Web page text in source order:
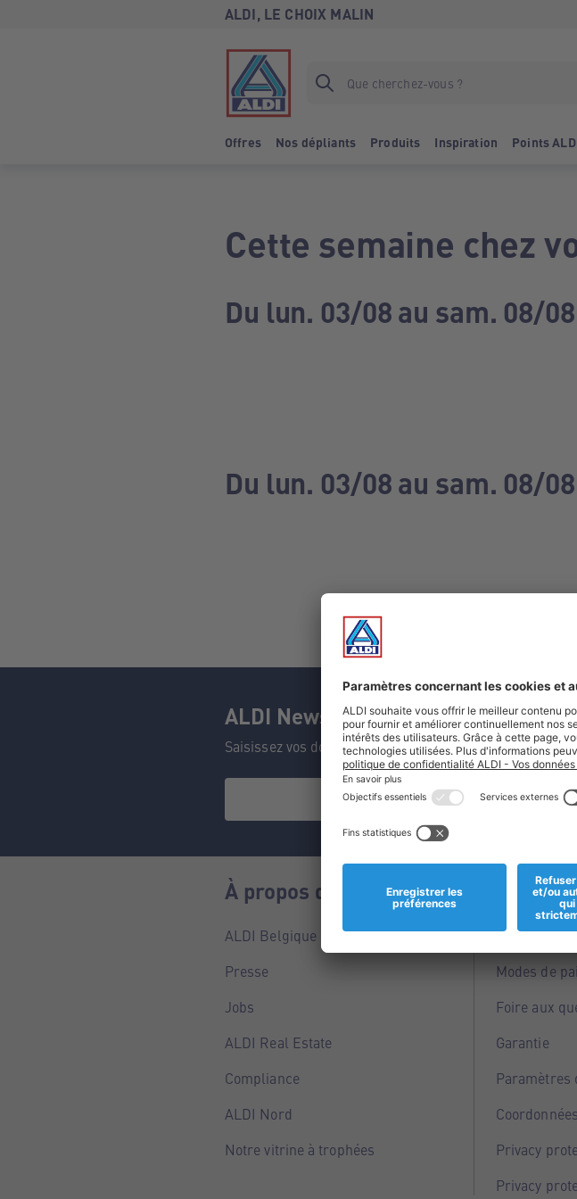
ALDI, LE CHOIX MALIN
Offres Nos dépliants Produits Inspiration Points
Cette semaine chez
Du lun. 03/08 au sam. 08/
Du lun. 03/08 au sam. 08/
ALDI Newsletter
Saisissez vos données et ne manquez aucune de nos
À propos de nous
ALDI Belgique
Presse
Jobs
ALDI Real Estate
Compliance
ALDI Nord
Notre vitrine à trophées
Magasins
Modes de
Foire aux
Garantie
Paramètres
Privacy
Privacy